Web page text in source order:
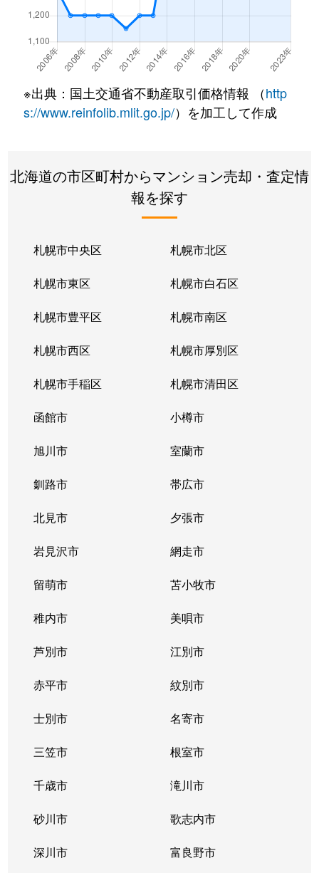
北２２条東 300万円
北２２条東
640万円 元町(札幌)
北２２条東
3,200万円 元町(札幌)
北２４条東
3,000万円 元町(札幌)
北２６条東
2,000万円 元町(札幌)
2,200万円
北３３条東
新道東
北３４条東
新道東
北３４条東
新道東
北３４条東
新道東
北３５条東
北34条
北３５条東
北34条
北３５条東
新道東
北３６条東
新道東
北３７条東
新道東
北３７条東
新道東
北３９条東
麻生
北３９条東
栄町(札幌)
北３９条東
栄町(札幌)
北４０条東
栄町(札幌)
北４０条東
栄町(札幌)
北４１条東
麻生
北４２条東
栄町(札幌)
北４３条東
栄町(札幌)
北４３条東
栄町(札幌)
※出典：国土交通省不動産取引価格情報 （http
s://www.reinfolib.mlit.go.jp/）を加工して作成
北海道の市区町村からマンション売却・査定情
報を探す
札幌市中央区 札幌市北区
札幌市東区 札幌市白石区
札幌市豊平区 札幌市南区
札幌市西区 札幌市厚別区
札幌市手稲区 札幌市清田区
函館市 小樽市
旭川市 室蘭市
釧路市 帯広市
北見市 夕張市
岩見沢市 網走市
留萌市 苫小牧市
稚内市 美唄市
芦別市 江別市
赤平市 紋別市
士別市 名寄市
三笠市 根室市
千歳市 滝川市
砂川市 歌志内市
深川市 富良野市